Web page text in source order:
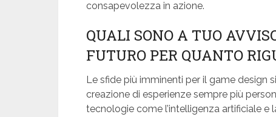
consapevolezza in azione.
QUALI SONO A TUO
FUTURO PER QUANTO
Le sfide più imminenti per il game design
creazione di esperienze sempre più
tecnologie come l’intelligenza artificiale